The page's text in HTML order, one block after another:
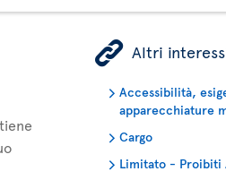
ÿ Altri
Accessibilità,
apparecchiature
Cargo
Limitato -